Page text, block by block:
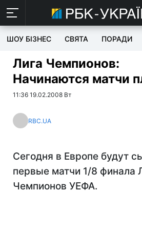
ШОУ БІЗНЕС СВЯТА ПОРАДИ
Лига Чемпионов:
Начинаются матчи
11:36 19.02.2008 Вт
RBC.UA
Сегодня в Европе будут
первые матчи 1/8 финала
Чемпионов УЕФА.